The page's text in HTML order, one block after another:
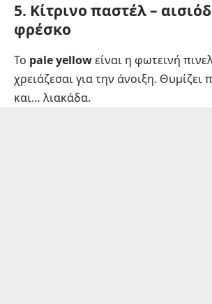
5. Κίτρινο παστέλ –
φρέσκο
Το pale yellowείναι η φωτεινή
χρειάζεσαι για την άνοιξη. Θυμίζει
και… λιακάδα.